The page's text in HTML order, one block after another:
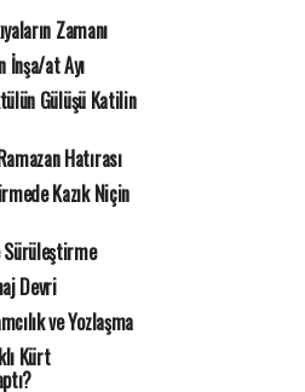
Zamanı
İnşa/at Ayı
Gülüşü Katilin
Hatırası
Kazık Niçin
Devri
ve Yozlaşma
Kürt